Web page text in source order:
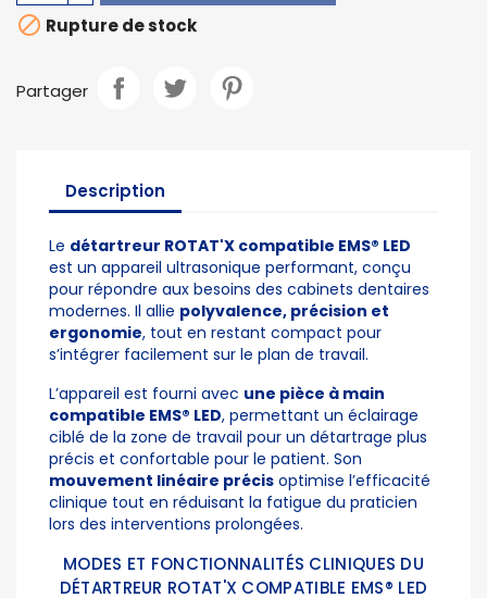
 Rupture de stock
Partager
Description
Le détartreur ROTAT'X compatible EMS® LED
est un appareil ultrasonique performant, conçu
pour répondre aux besoins des cabinets dentaires
modernes. Il allie polyvalence, précision et
ergonomie, tout en restant compact pour
s’intégrer facilement sur le plan de travail.
L’appareil est fourni avec une pièce à main
compatible EMS® LED, permettant un éclairage
ciblé de la zone de travail pour un détartrage plus
précis et confortable pour le patient. Son
mouvement linéaire précis optimise l’efficacité
clinique tout en réduisant la fatigue du praticien
lors des interventions prolongées.
MODES ET FONCTIONNALITÉS CLINIQUES DU
DÉTARTREUR ROTAT'X COMPATIBLE EMS® LED